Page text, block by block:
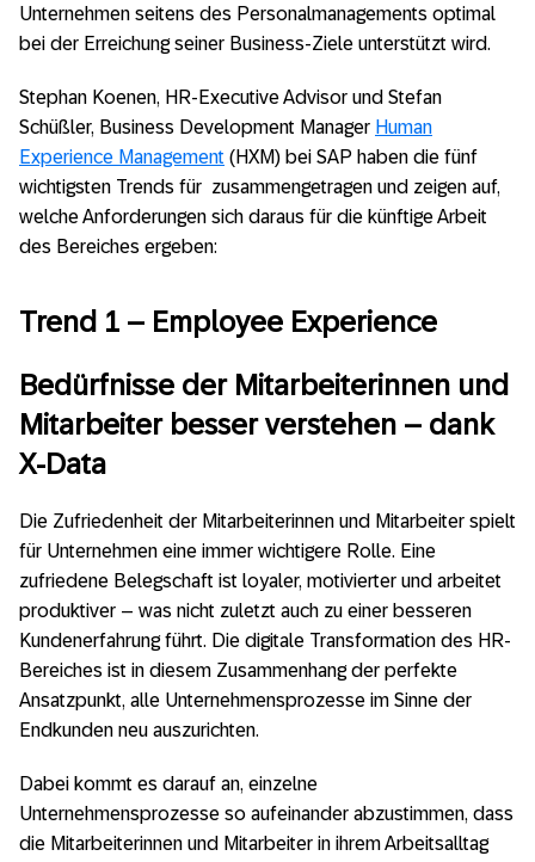
Unternehmen seitens des Personalmanagements optimal
bei der Erreichung seiner Business-Ziele unterstützt wird.
Stephan Koenen, HR-Executive Advisor und Stefan
Schüßler, Business Development Manager Human
Experience Management (HXM) bei SAP haben die fünf
wichtigsten Trends für zusammengetragen und zeigen auf,
welche Anforderungen sich daraus für die künftige Arbeit
des Bereiches ergeben:
Trend 1 – Employee Experience
Bedürfnisse der Mitarbeiterinnen und
Mitarbeiter besser verstehen – dank
X-Data
Die Zufriedenheit der Mitarbeiterinnen und Mitarbeiter spielt
für Unternehmen eine immer wichtigere Rolle. Eine
zufriedene Belegschaft ist loyaler, motivierter und arbeitet
produktiver – was nicht zuletzt auch zu einer besseren
Kundenerfahrung führt. Die digitale Transformation des HR-
Bereiches ist in diesem Zusammenhang der perfekte
Ansatzpunkt, alle Unternehmensprozesse im Sinne der
Endkunden neu auszurichten.
Dabei kommt es darauf an, einzelne
Unternehmensprozesse so aufeinander abzustimmen, dass
die Mitarbeiterinnen und Mitarbeiter in ihrem Arbeitsalltag